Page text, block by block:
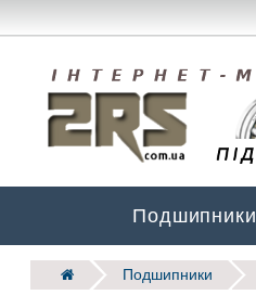
Подшипники
Подшипники